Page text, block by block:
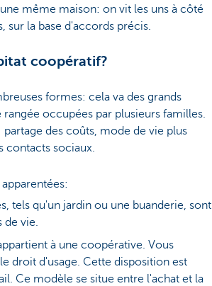
même maison: on vit les uns à côté
sur la base d'accords précis.
coopératif?
formes: cela va des grands
occupées par plusieurs familles.
des coûts, mode de vie plus
contacts sociaux.
tels qu'un jardin ou une buanderie, sont
de vie.
à une coopérative. Vous
droit d'usage. Cette disposition est
Ce modèle se situe entre l'achat et la